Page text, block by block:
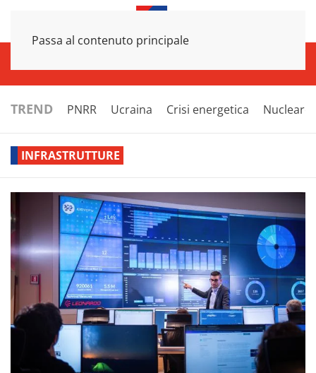
Passa al contenuto principale
TREND PNRR Ucraina Crisi energetica Nucleare
INFRASTRUTTURE